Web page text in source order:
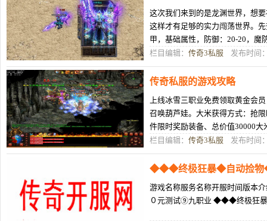
这次我们来到的是龙渊世界，想
这样才有足够的实力闯荡世界。
甲，基础属性，防御：20-20，魔
攻击/魔法/道术：30-30，装备特性
栏目编辑： 传奇3私服 发布时间
传奇私服的游戏攻略
上线冰雪三职业免费领取黄金会
召唤葫芦娃。大米获得方式：抢
件限时奖励装备、总价值30000
混沌神石=1大米，永久回收(高级
栏目编辑： 传奇3私服 发布时间
◆◆◆终极狂暴◆自动捡
游戏名称服务名称开服时间版本
０元测试⑨九职业 ◆◆◆终极狂